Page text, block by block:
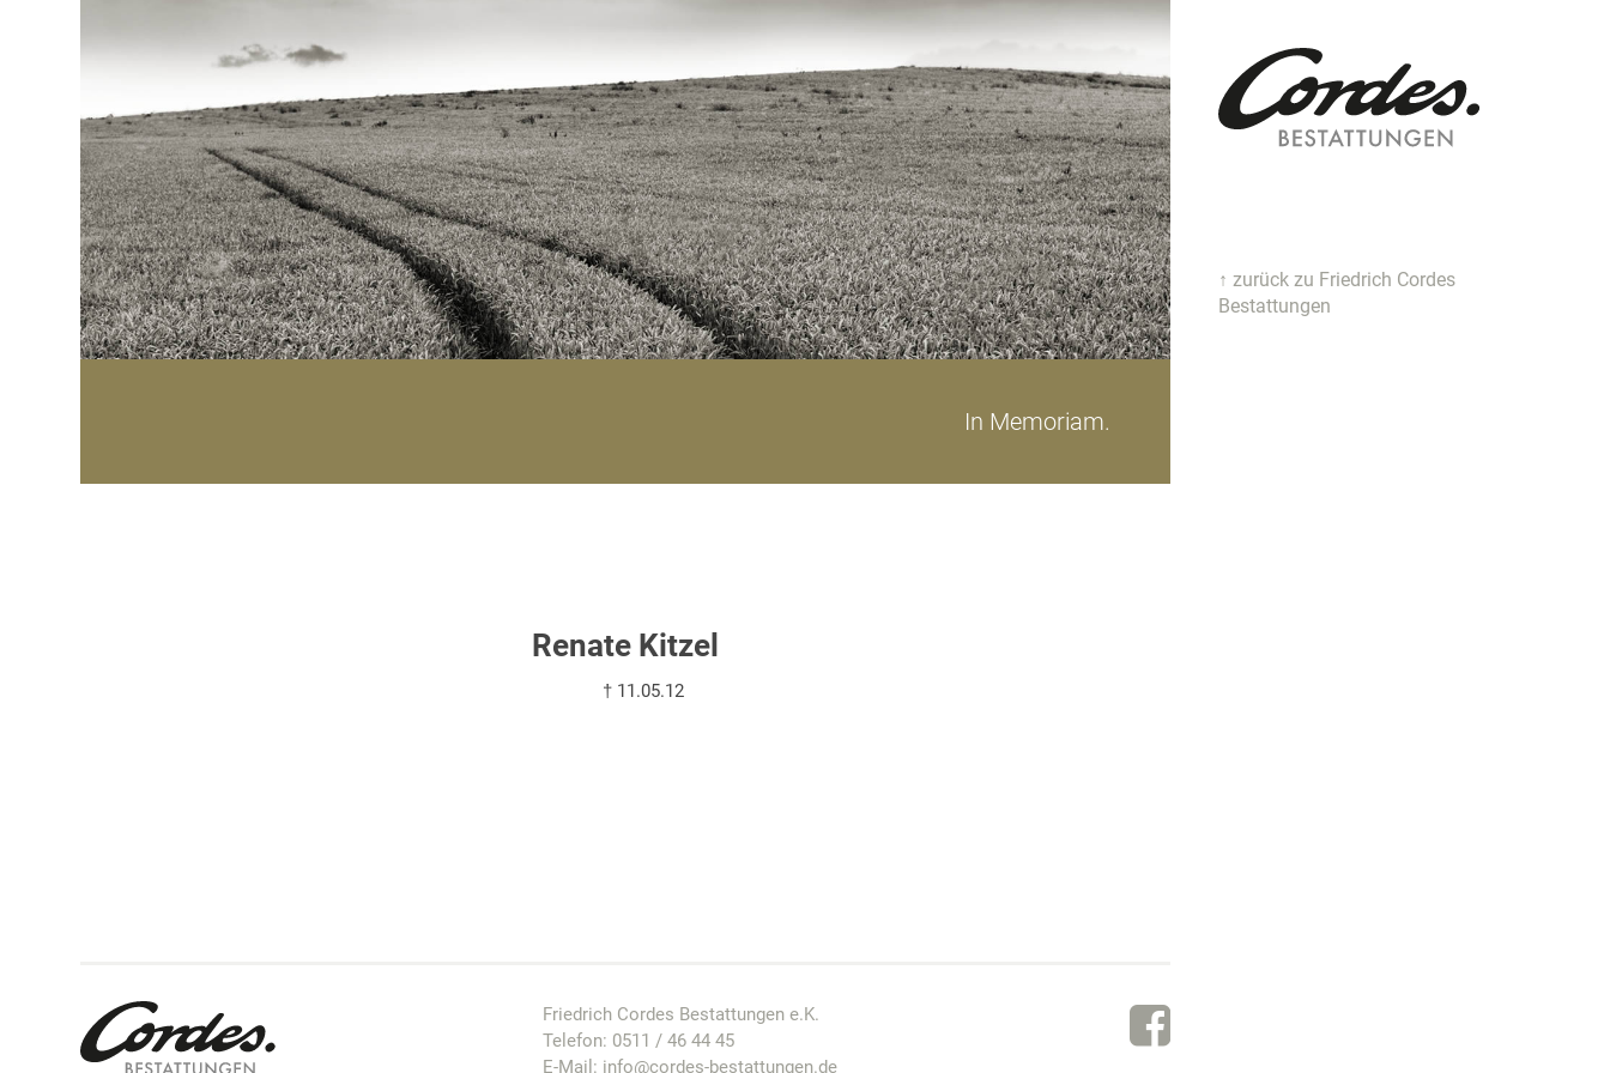
↑ zurück zu Friedrich Cordes
Bestattungen
In Memoriam.
Renate Kitzel
† 11.05.12
Friedrich Cordes Bestattungen e.K.
Telefon: 0511 / 46 44 45
E-Mail: info@cordes-bestattungen.de